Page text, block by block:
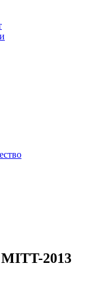
2013